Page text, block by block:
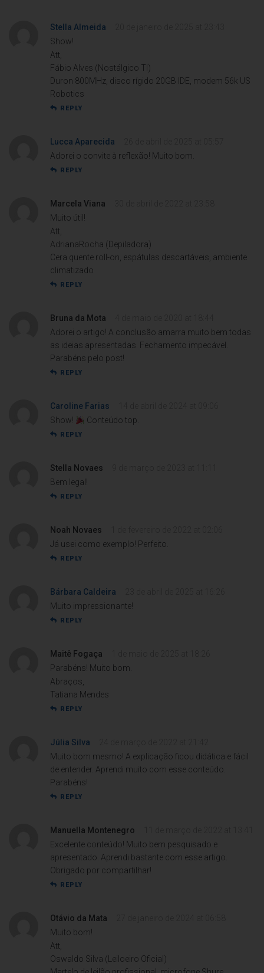
Stella Almeida
Show!
Att,
Fábio Alves (Nostálgico TI)
Duron 800MHz, disco rígido 20GB IDE, modem 56k US
Robotics
REPLY
Lucca Aparecida
Adorei o convite à reflexão! Muito bom.
REPLY
Marcela Viana
Muito útil!
Att,
AdrianaRocha (Depiladora)
Cera quente roll-on, espátulas descartáveis, ambiente
climatizado
REPLY
Bruna da Mota
Adorei o artigo! A conclusão amarra muito bem todas
as ideias apresentadas. Fechamento impecável.
Parabéns pelo post!
REPLY
Caroline Farias
Show!
Conteúdo top.
REPLY
Stella Novaes
Bem legal!
REPLY
Noah Novaes
Já usei como exemplo! Perfeito.
REPLY
Bárbara Caldeira
Muito impressionante!
REPLY
Maitê Fogaça
Parabéns! Muito bom.
Abraços,
Tatiana Mendes
REPLY
Júlia Silva
Muito bom mesmo! A explicação ficou didática e fácil
de entender. Aprendi muito com esse conteúdo.
Parabéns!
REPLY
Manuella Montenegro
Excelente conteúdo! Muito bem pesquisado e
apresentado. Aprendi bastante com esse artigo.
Obrigado por compartilhar!
REPLY
Otávio da Mata
Muito bom!
Att,
Oswaldo Silva (Leiloeiro Oficial)